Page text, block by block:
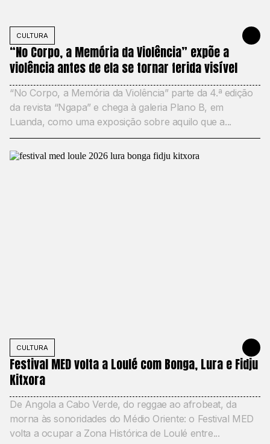
CULTURA MAY 22,
“No Corpo, a Memória da Violência” expõe a
violência antes de ela se tornar ferida visível
“No Corpo, a Memória da Violência” parte da 4.ª edição
da revista “Ngapa” e chega à galeria Plano B, em
Luanda, como uma exposição sobre aquilo que a...
CULTURA MAY 22,
Festival MED volta a Loulé com Bonga, Lura e Fidju
Kitxora
De Angola a Cabo Verde, do reggae ao afrobeat, da
morna às sonoridades do Médio Oriente: o Festival MED
volta a ocupar a Zona Histórica de Loulé entre...